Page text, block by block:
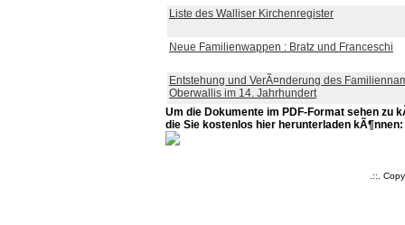
Liste des Walliser Kirchenregister
Neue Familienwappen : Bratz und Franceschi
Entstehung und VerÃ¤nderung des
Oberwallis im 14. Jahrhundert
Um die Dokumente im PDF-Format sehen zu
die Sie kostenlos hier herunterladen kÃ¶nnen:
.::.